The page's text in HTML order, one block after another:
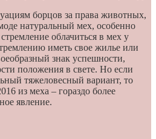
борцов за права животных,
натуральный мех, особенно
облачиться в мех у
иметь свое жилье или
знак успешности,
положения в свете. Но если
тяжеловесный вариант, то
из меха – гораздо более
явление.